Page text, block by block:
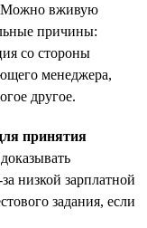
Можно вживую
причины:
со стороны
менеджера,
другое.
принятия
низкой зарплатной
задания, если